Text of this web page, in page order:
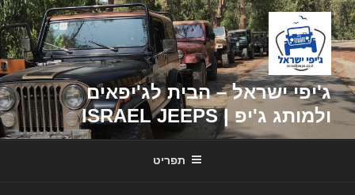
דילוג
לתוכן
ג'יפי ישראל – הבית לג'יפאים
ולמותג ג'יפ | ISRAEL JEEPS
תפריט